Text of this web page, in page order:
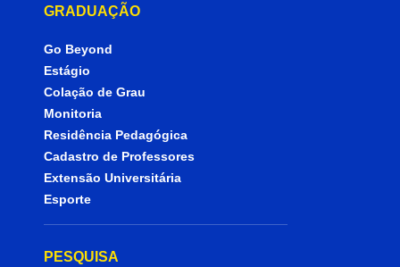
GRADUAÇÃO
Go Beyond
Estágio
Colação de Grau
Monitoria
Residência Pedagógica
Cadastro de Professores
Extensão Universitária
Esporte
PESQUISA